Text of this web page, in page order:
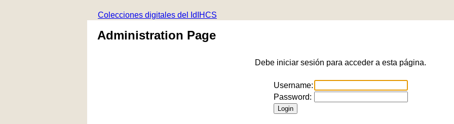
Colecciones digitales del IdIHCS
Administration Page
Debe iniciar sesión para acceder a esta página.
Username:
Password: